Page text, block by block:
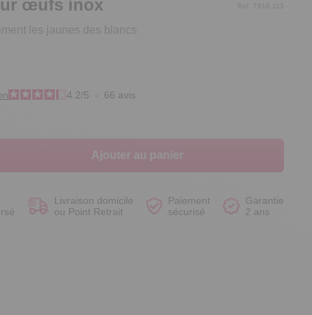
œufs inox
les jaunes des blancs
Réf. 7918.113
4.2/5 - 66 avis
Ajouter au panier
Livraison domicile
ou Point Retrait
Paiement
sécurisé
Garantie
2 ans